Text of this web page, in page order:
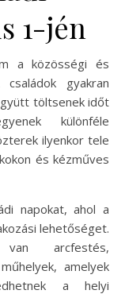
1-jén
a közösségi és
gyakran
töltsenek időt
különféle
ilyenkor tele
és kézműves
napokat, ahol a
lehetőséget.
arcfestés,
amelyek
a helyi